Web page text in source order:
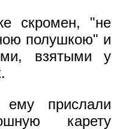
скромен, "не
полушкою" и
взятыми у
прислали
карету